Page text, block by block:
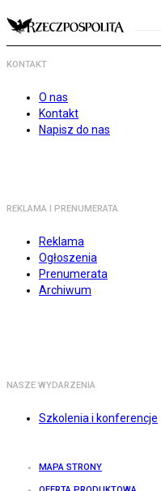
KONTAKT
O nas
Kontakt
Napisz do nas
REKLAMA I PRENUMERATA
Reklama
Ogłoszenia
Prenumerata
Archiwum
NASZE WYDARZENIA
Szkolenia i konferencje
MAPA STRONY